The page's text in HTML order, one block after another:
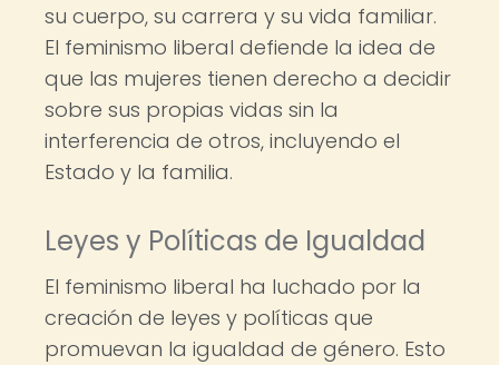
su cuerpo, su carrera y su vida familiar.
El feminismo liberal defiende la idea de
que las mujeres tienen derecho a decidir
sobre sus propias vidas sin la
interferencia de otros, incluyendo el
Estado y la familia.
Leyes y Políticas de Igualdad
El feminismo liberal ha luchado por la
creación de leyes y políticas que
promuevan la igualdad de género. Esto